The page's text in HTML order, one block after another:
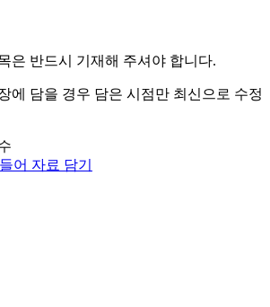
은 반드시 기재해 주셔야 합니다.
에 담을 경우 담은 시점만 최신으로 수정
어 자료 담기